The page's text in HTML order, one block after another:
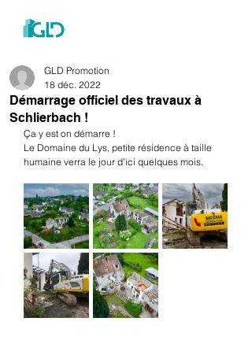
Démarrage officiel des travaux à
Schlierbach !
GLD Promotion
18 déc. 2022
Ça y est on démarre !
Le Domaine du Lys, petite résidence à taille
humaine verra le jour d’ici quelques mois.